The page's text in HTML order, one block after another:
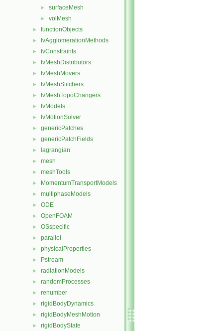
► surfaceMesh
► volMesh
► functionObjects
► fvAgglomerationMethods
► fvConstraints
► fvMeshDistributors
► fvMeshMovers
► fvMeshStitchers
► fvMeshTopoChangers
► fvModels
► fvMotionSolver
► genericPatches
► genericPatchFields
► lagrangian
► mesh
► meshTools
► MomentumTransportModels
► multiphaseModels
► ODE
► OpenFOAM
► OSspecific
► parallel
► physicalProperties
► Pstream
► radiationModels
► randomProcesses
► renumber
► rigidBodyDynamics
► rigidBodyMeshMotion
► rigidBodyState